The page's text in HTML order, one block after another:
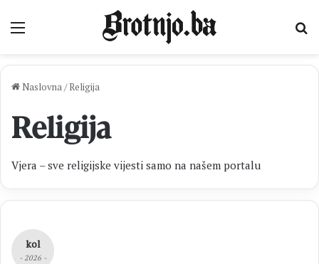
Naslovna/ Religija
Religija
Vjera – sve religijske vijesti samo na našem portalu
kol
- 2026 -